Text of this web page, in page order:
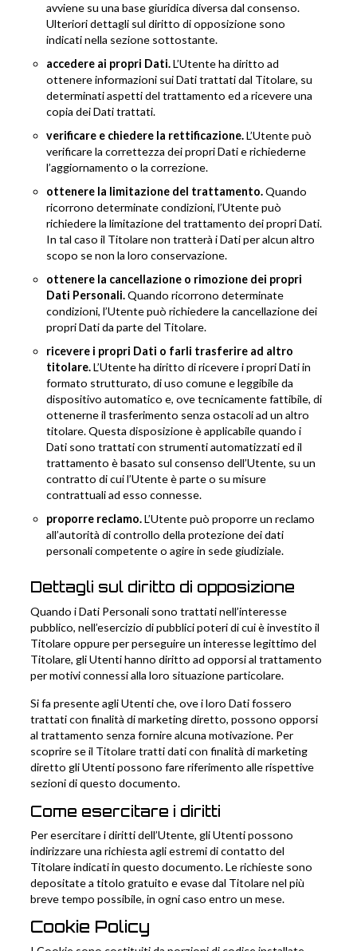
avviene su una base giuridica diversa dal consenso.
Ulteriori dettagli sul diritto di opposizione sono
indicati nella sezione sottostante.
accedere ai propri Dati.L’Utente ha diritto ad
ottenere informazioni sui Dati trattati dal Titolare, su
determinati aspetti del trattamento ed a ricevere una
copia dei Dati trattati.
verificare e chiedere la rettificazione.L’Utente può
verificare la correttezza dei propri Dati e richiederne
l’aggiornamento o la correzione.
ottenere la limitazione del trattamento.Quando
ricorrono determinate condizioni, l’Utente può
richiedere la limitazione del trattamento dei propri Dati.
In tal caso il Titolare non tratterà i Dati per alcun altro
scopo se non la loro conservazione.
ottenere la cancellazione o rimozione dei propri
Dati Personali.Quando ricorrono determinate
condizioni, l’Utente può richiedere la cancellazione dei
propri Dati da parte del Titolare.
ricevere i propri Dati o farli trasferire ad altro
titolare.L’Utente ha diritto di ricevere i propri Dati in
formato strutturato, di uso comune e leggibile da
dispositivo automatico e, ove tecnicamente fattibile, di
ottenerne il trasferimento senza ostacoli ad un altro
titolare. Questa disposizione è applicabile quando i
Dati sono trattati con strumenti automatizzati ed il
trattamento è basato sul consenso dell’Utente, su un
contratto di cui l’Utente è parte o su misure
contrattuali ad esso connesse.
proporre reclamo.L’Utente può proporre un reclamo
all’autorità di controllo della protezione dei dati
personali competente o agire in sede giudiziale.
Dettagli sul diritto di opposizione
Quando i Dati Personali sono trattati nell’interesse
pubblico, nell’esercizio di pubblici poteri di cui è investito il
Titolare oppure per perseguire un interesse legittimo del
Titolare, gli Utenti hanno diritto ad opporsi al trattamento
per motivi connessi alla loro situazione particolare.
Si fa presente agli Utenti che, ove i loro Dati fossero
trattati con finalità di marketing diretto, possono opporsi
al trattamento senza fornire alcuna motivazione. Per
scoprire se il Titolare tratti dati con finalità di marketing
diretto gli Utenti possono fare riferimento alle rispettive
sezioni di questo documento.
Come esercitare i diritti
Per esercitare i diritti dell’Utente, gli Utenti possono
indirizzare una richiesta agli estremi di contatto del
Titolare indicati in questo documento. Le richieste sono
depositate a titolo gratuito e evase dal Titolare nel più
breve tempo possibile, in ogni caso entro un mese.
Cookie Policy